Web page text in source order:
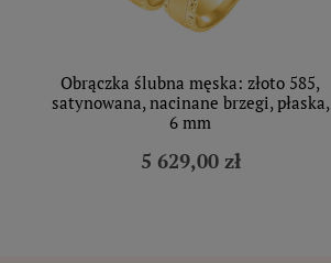
Obrączka ślubna męska: złoto 585,
satynowana, nacinane brzegi, płaska,
6 mm
5 629,00 zł